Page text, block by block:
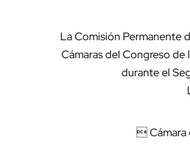
La Comisión Permanente
Cámaras del Congreso
durante el
 Cámara